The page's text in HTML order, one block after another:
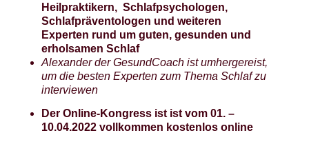
Heilpraktikern, Schlafpsychologen,
Schlafpräventologen und weiteren
Experten rund um guten, gesunden und
erholsamen Schlaf
Alexander der GesundCoach ist umhergereist,
um die besten Experten zum Thema Schlaf zu
interviewen
Der Online-Kongress ist ist vom 01. –
10.04.2022 vollkommen kostenlos online